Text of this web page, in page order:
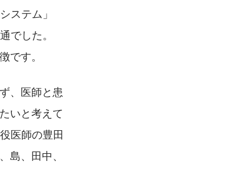
ステム」
でした。
です。
、医師と患
いと考えて
医師の豊田
、田中、